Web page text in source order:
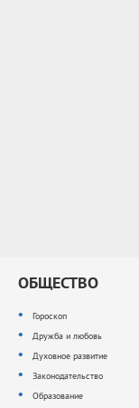
ОБЩЕСТВО
Гороскоп
Дружба и любовь
Духовное развитие
Законодательство
Образование